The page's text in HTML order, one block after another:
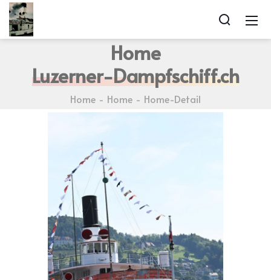
Home
Luzerner-Dampfschiff.ch
Home Home Home-Detail